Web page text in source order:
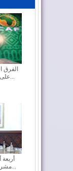
الفرق
على منافسيها ف...
مشروع قانون الما...